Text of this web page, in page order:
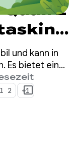
2
und kann in
Es bietet eine
für
2 +1